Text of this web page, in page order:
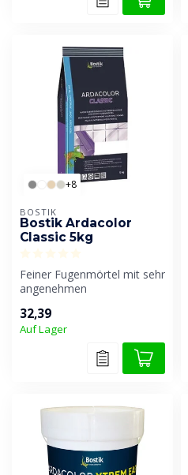
+8
BOSTIK
Bostik Ardacolor
Classic 5kg
Feiner Fugenmörtel mit sehr
angenehmen
Geeignet für ...
32,39
Auf Lager